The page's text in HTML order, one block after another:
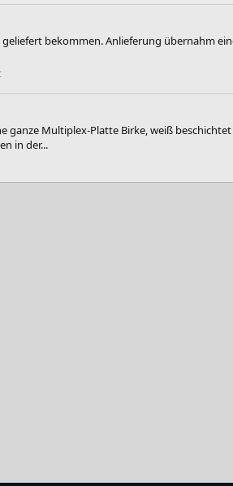
bekommen. Anlieferung übernahm
ganze Multiplex-Platte Birke, weiß
in der...